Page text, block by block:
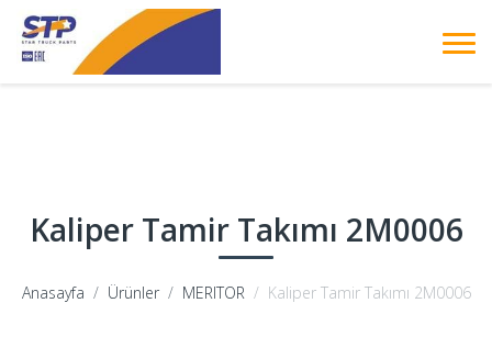
Kaliper Tamir Takımı 2M0006
Anasayfa Ürünler MERITOR Kaliper Tamir Takımı 2M0006